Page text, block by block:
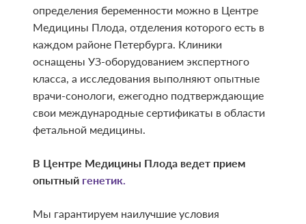
определения беременности можно в Центре
Медицины Плода, отделения которого есть в
каждом районе Петербурга. Клиники
оснащены УЗ-оборудованием экспертного
класса, а исследования выполняют опытные
врачи-сонологи, ежегодно подтверждающие
свои международные сертификаты в области
фетальной медицины.
В Центре Медицины Плода ведет прием
опытный генетик.
Мы гарантируем наилучшие условия